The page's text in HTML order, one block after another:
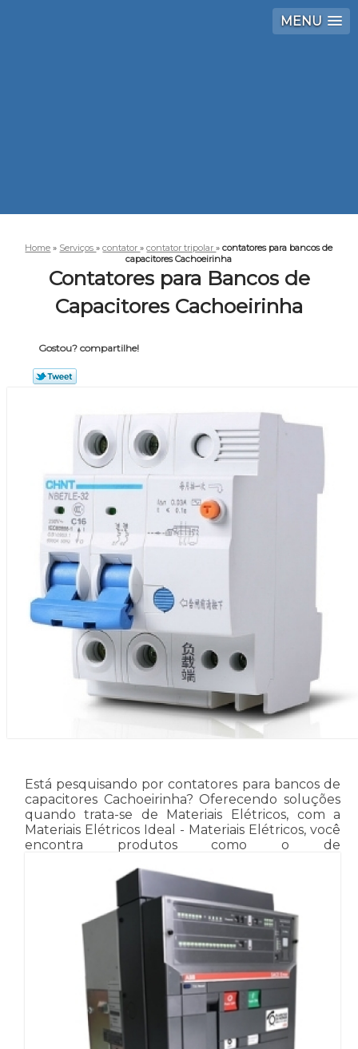
MENU
Home » Serviços»contator»contator tripolar»contatores para bancos de
capacitores Cachoeirinha
Contatores para Bancos de
Capacitores Cachoeirinha
Gostou? compartilhe!
Está pesquisando por contatores para bancos de
capacitores Cachoeirinha? Oferecendo soluções
quando trata-se de Materiais Elétricos, com a
Materiais Elétricos Ideal - Materiais Elétricos, você
encontra produtos como o de